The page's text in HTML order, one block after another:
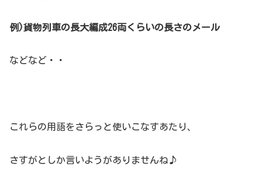
例)貨物列車の長大編成26両くらいの長さのメール
などなど・・
これらの用語をさらっと使いこなすあたり、
さすがとしか言いようがありませんね♪